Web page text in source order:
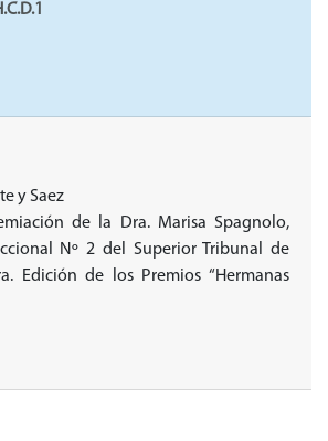
y Saez
de la Dra. Marisa Spagnolo,
Nº 2 del Superior Tribunal de
Edición de los Premios “Hermanas